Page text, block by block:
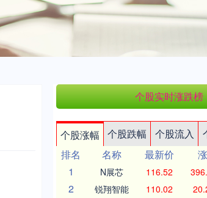
个股实时涨跌榜
个股涨幅 个股跌幅 个股流入
排名
名称 最新价
1
N展芯 116.52
2 锐翔智能 110.02